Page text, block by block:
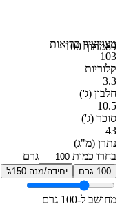
89מתוך 100מצויןציון בריאות
103
קלוריות
3.3
חלבון (ג')
10.5
סוכר (ג')
43
נתרן (מ"ג)
בחרו כמות
גרם
100 גרם יחידה/מנה 150ג'
מחושב ל-100 גרם